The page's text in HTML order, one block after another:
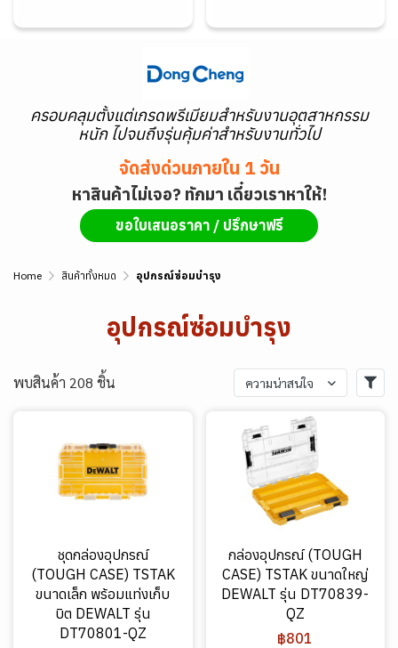
ครอบคลุมตั้งแต่เกรดพรีเมียมสำหรับงานอุตสาหกรรม
หนัก ไปจนถึงรุ่นคุ้มค่าสำหรับงานทั่วไป
จัดส่งด่วนภายใน 1 วัน
หาสินค้าไม่เจอ? ทักมา เดี๋ยวเราหาให้!
ขอใบเสนอราคา / ปรึกษาฟรี
Home สินค้าทั้งหมด อุปกรณ์ซ่อมบำรุง
อุปกรณ์ซ่อมบำรุง
พบสินค้า 208 ชิ้น ความน่าสนใจ
ชุดกล่องอุปกรณ์
(TOUGH CASE) TSTAK
ขนาดเล็ก พร้อมแท่งเก็บ
บิต DEWALT รุ่น
DT70801-QZ
กล่องอุปกรณ์ (TOUGH
CASE) TSTAK ขนาดใหญ่
DEWALT รุ่น DT70839-
QZ
฿801